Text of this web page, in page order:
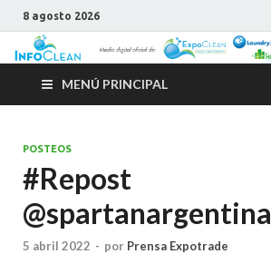
8 agosto 2026
MENÚ PRINCIPAL
POSTEOS
#Repost
@spartanargentina
5 abril 2022 - por Prensa Expotrade